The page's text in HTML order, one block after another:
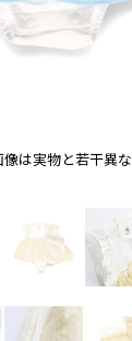
は実物と若干異な